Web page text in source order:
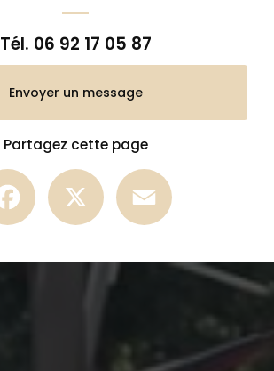
Tél. 06 92 17 05 87
Envoyer un message
Partagez cette page
Facebook